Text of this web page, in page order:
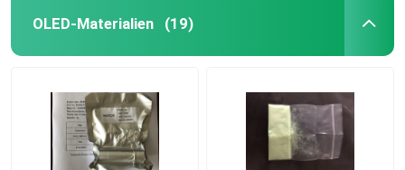
OLED-Materialien (19)